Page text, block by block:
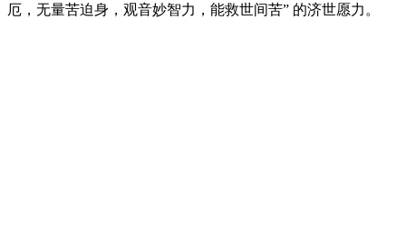
厄，无量苦迫身，观音妙智力，能救世间苦” 的济世愿力。